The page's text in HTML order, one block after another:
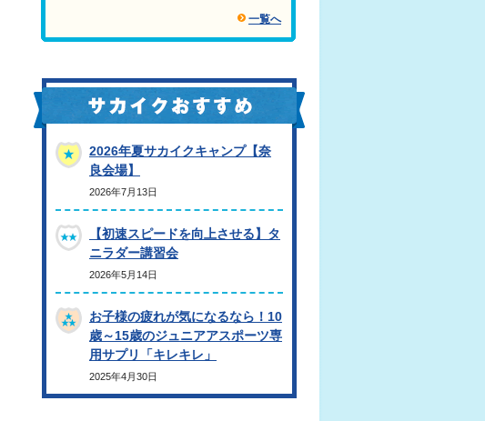
一覧へ
2026年夏サカイクキャンプ【奈
良会場】
2026年7月13日
【初速スピードを向上させる】タ
ニラダー講習会
2026年5月14日
お子様の疲れが気になるなら！10
歳～15歳のジュニアアスポーツ専
用サプリ「キレキレ」
2025年4月30日